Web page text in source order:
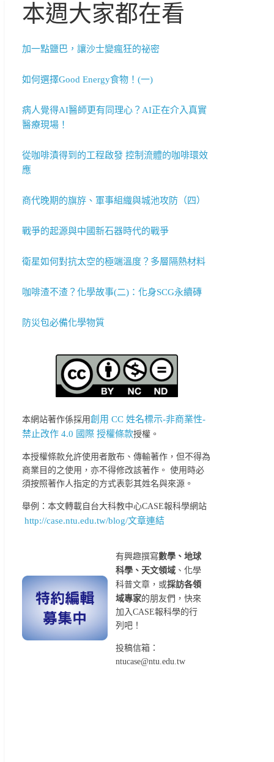
本週大家都在看
加一點鹽巴，讓沙士變瘋狂的祕密
如何選擇Good Energy食物！(一)
病人覺得AI醫師更有同理心？AI正在介入真實
醫療現場！
從咖啡漬得到的工程啟發 控制流體的咖啡環效
應
商代晚期的旗斿、軍事組織與城池攻防（四）
戰爭的起源與中國新石器時代的戰爭
衛星如何對抗太空的極端溫度？多層隔熱材料
咖啡渣不渣？化學故事(二)：化身SCG永續磚
防災包必備化學物質
本網站著作係採用創用 CC 姓名標示-非商業性-
禁止改作 4.0 國際 授權條款授權。
本授權條款允許使用者散布、傳輸著作，但不得為
商業目的之使用，亦不得修改該著作。 使用時必
須按照著作人指定的方式表彰其姓名與來源。
舉例：本文轉載自台大科教中心CASE報科學網站
http://case.ntu.edu.tw/blog/文章連結
有興趣撰寫數學、地球
科學、天文領域 、化學
科普文章，或採訪各領
域專家的朋友們，快來
加入CASE報科學的行
列吧！
投稿信箱：
ntucase@ntu.edu.tw